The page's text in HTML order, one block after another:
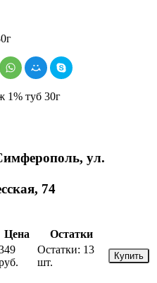
ул.
74
Цена
Остатки
Остатки: 13
шт.
Купить